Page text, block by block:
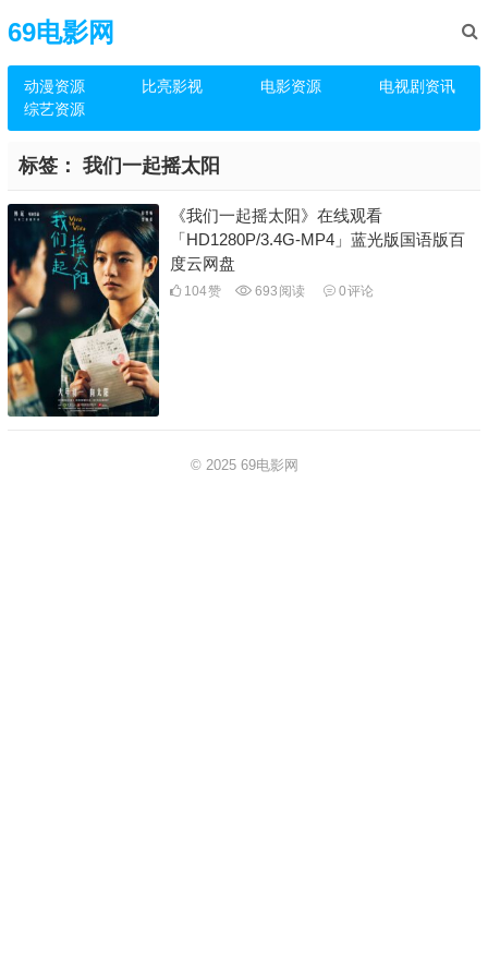
69电影网
动漫资源 比亮影视 电影资源
电视剧资讯
综艺资源
标签： 我们一起摇太阳
《我们一起摇太阳》在线观看
「HD1280P/3.4G-MP4」蓝光版国语版百
度云网盘
104赞 693 阅读 0评论
© 2025 69电影网